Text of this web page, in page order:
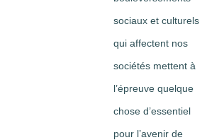
sociaux et culturels
qui affectent nos
sociétés mettent à
l’épreuve quelque
chose d’essentiel
pour l’avenir de